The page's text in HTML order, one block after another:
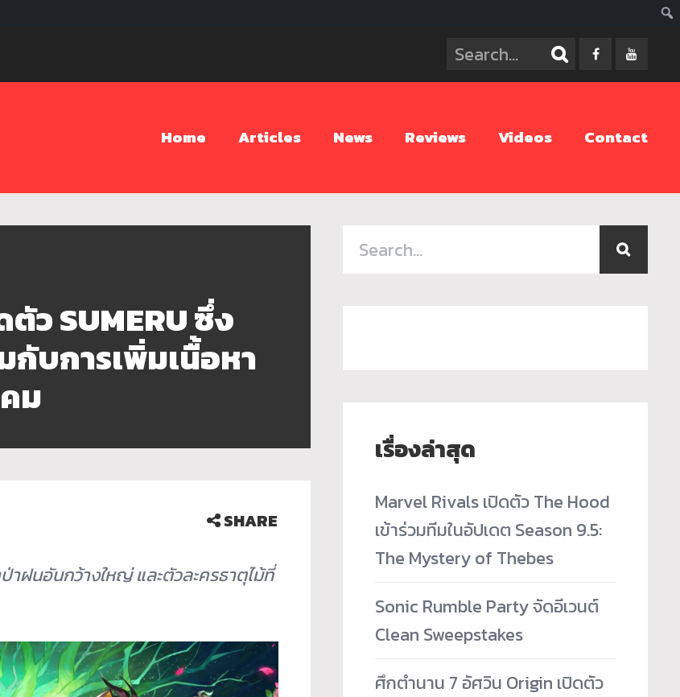
Home Articles News Reviews Videos Contact
ตัว SUMERU ซึ่ง
กับการเพิ่มเนื้อหา
ม
SHARE
าฝนอันกว้างใหญ่ และตัวละครธาตุไม้ที่
เรื่องล่าสุด
Marvel Rivals เปิดตัว The Hood
เข้าร่วมทีมในอัปเดต Season 9.5:
The Mystery of Thebes
Sonic Rumble Party จัดอีเวนต์
Clean Sweepstakes
ศึกตำนาน 7 อัศวิน Origin เปิดตัว